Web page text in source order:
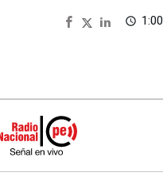
access_time 1:00